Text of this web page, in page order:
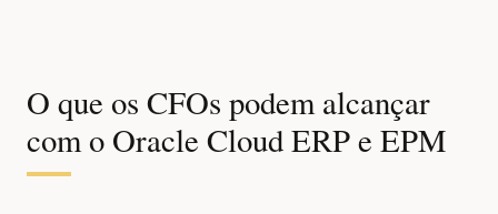
O que os CFOs podem alcançar
com o Oracle Cloud ERP e EPM